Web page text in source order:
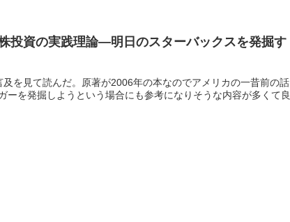
投資の実践理論―明日のスターバックスを発掘す
を見て読んだ。原著が2006年の本なのでアメリカの一昔前の話
ーを発掘しようという場合にも参考になりそうな内容が多くて良